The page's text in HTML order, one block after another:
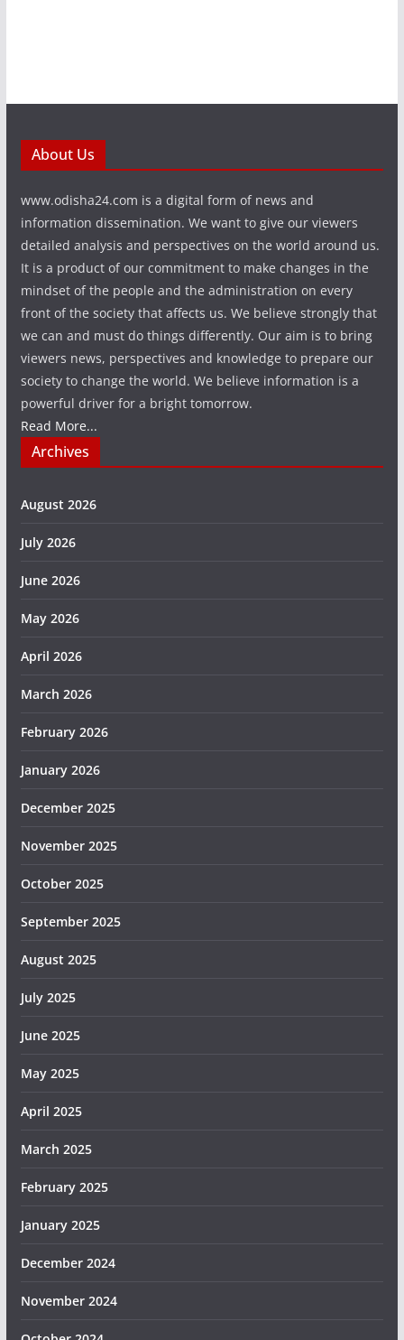
About Us
www.odisha24.com is a digital form of news and
information dissemination. We want to give our viewers
detailed analysis and perspectives on the world around us.
It is a product of our commitment to make changes in the
mindset of the people and the administration on every
front of the society that affects us. We believe strongly that
we can and must do things differently. Our aim is to bring
viewers news, perspectives and knowledge to prepare our
society to change the world. We believe information is a
powerful driver for a bright tomorrow.
Read More...
Archives
August 2026
July 2026
June 2026
May 2026
April 2026
March 2026
February 2026
January 2026
December 2025
November 2025
October 2025
September 2025
August 2025
July 2025
June 2025
May 2025
April 2025
March 2025
February 2025
January 2025
December 2024
November 2024